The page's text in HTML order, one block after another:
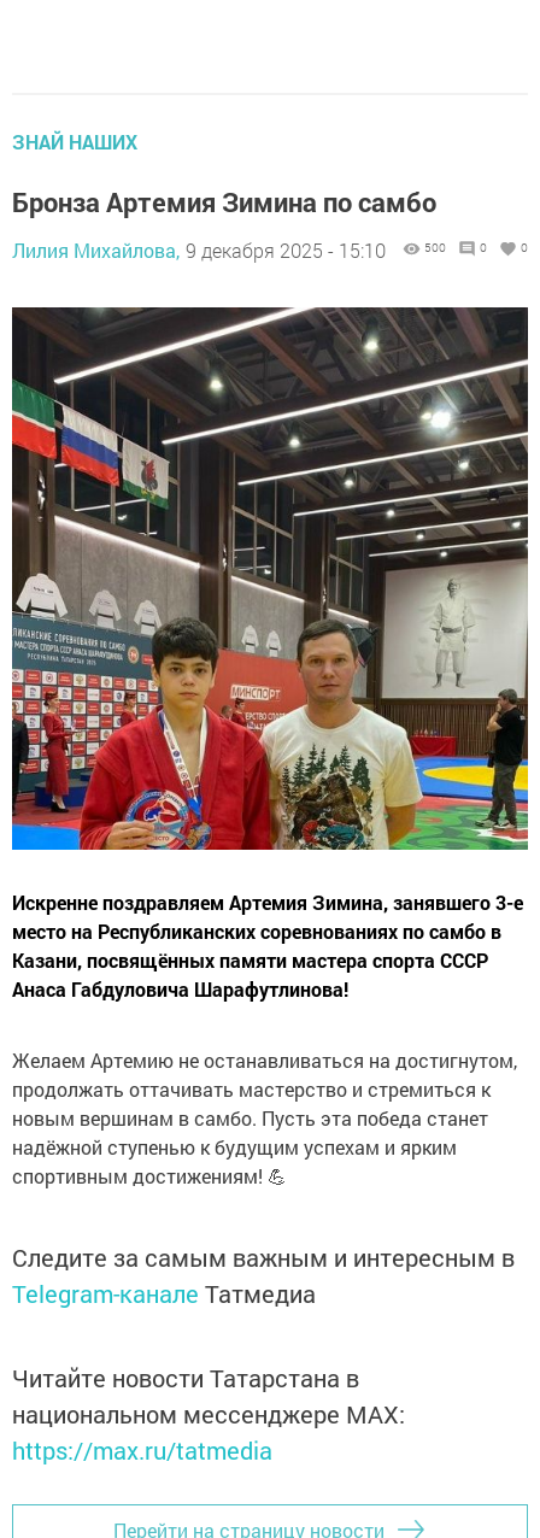
ЗНАЙ НАШИХ
Бронза Артемия Зимина по самбо
Лилия Михайлова, 9 декабря 2025 - 15:10 500 0 0
Искренне поздравляем Артемия Зимина, занявшего 3-е
место на Республиканских соревнованиях по самбо в
Казани, посвящённых памяти мастера спорта СССР
Анаса Габдуловича Шарафутлинова!
Желаем Артемию не останавливаться на достигнутом,
продолжать оттачивать мастерство и стремиться к
новым вершинам в самбо. Пусть эта победа станет
надёжной ступенью к будущим успехам и ярким
спортивным достижениям! 💪
Следите за самым важным и интересным в
Telegram-канале Татмедиа
Читайте новости Татарстана в
национальном мессенджере MАХ:
https://max.ru/tatmedia
Перейти на страницу новости